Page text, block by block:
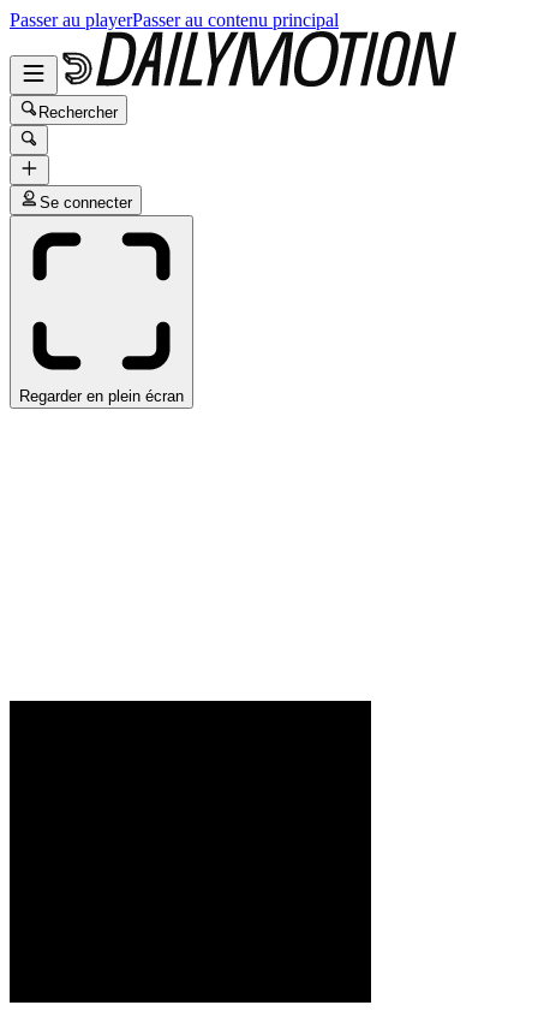
Passer au playerPasser au contenu principal
Rechercher
Se connecter
Regarder en plein écran